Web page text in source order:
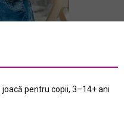
joacă pentru copii, 3–14+ ani